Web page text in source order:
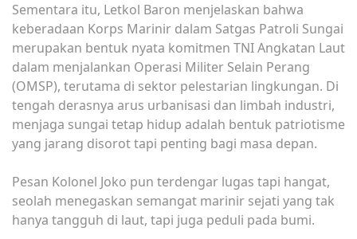
Sementara itu, Letkol Baron menjelaskan bahwa
keberadaan Korps Marinir dalam Satgas Patroli Sungai
merupakan bentuk nyata komitmen TNI Angkatan Laut
dalam menjalankan Operasi Militer Selain Perang
(OMSP), terutama di sektor pelestarian lingkungan. Di
tengah derasnya arus urbanisasi dan limbah industri,
menjaga sungai tetap hidup adalah bentuk patriotisme
yang jarang disorot tapi penting bagi masa depan.
Pesan Kolonel Joko pun terdengar lugas tapi hangat,
seolah menegaskan semangat marinir sejati yang tak
hanya tangguh di laut, tapi juga peduli pada bumi.